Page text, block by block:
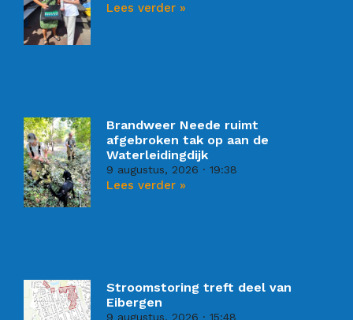
Lees verder »
Brandweer Neede ruimt
afgebroken tak op aan de
Waterleidingdijk
9 augustus, 2026 19:38
Lees verder »
Stroomstoring treft deel van
Eibergen
9 augustus, 2026 15:48